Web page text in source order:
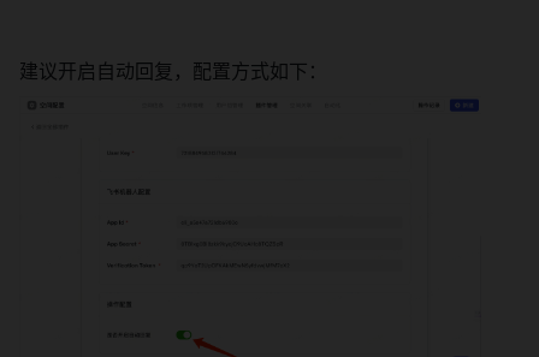
建议开启自动回复，配置方式如下：